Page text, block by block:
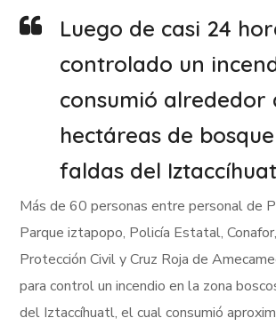
Luego de casi 24
controlado un
consumió alrededor
hectáreas de
faldas del
Más de 60 personas entre personal de
Parque iztapopo, Policía Estatal,
Protección Civil y Cruz Roja de
para control un incendio en la zona
del Iztaccíhuatl, el cual consumió